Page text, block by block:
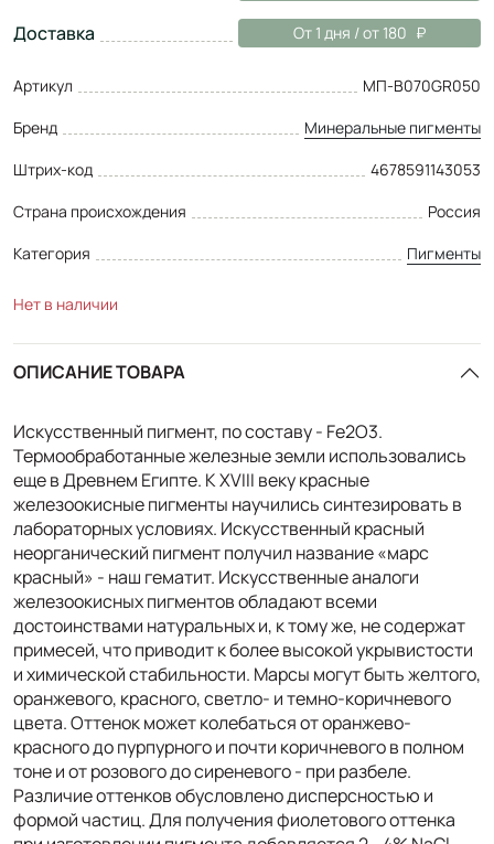
Доставка От 1 дня / от 180
Артикул
МП-B070GR050
Бренд
Минеральные пигменты
Штрих-код
4678591143053
Страна происхождения
Россия
Категория
Пигменты
Нет в наличии
ОПИСАНИЕ ТОВАРА
Искусственный пигмент, по составу - Fe2O3.
Термообработанные железные земли использовались
еще в Древнем Египте. К XVIII веку красные
железоокисные пигменты научились синтезировать в
лабораторных условиях. Искусственный красный
неорганический пигмент получил название «марс
красный» - наш гематит. Искусственные аналоги
железоокисных пигментов обладают всеми
достоинствами натуральных и, к тому же, не содержат
примесей, что приводит к более высокой укрывистости
и химической стабильности. Марсы могут быть желтого,
оранжевого, красного, светло- и темно-коричневого
цвета. Оттенок может колебаться от оранжево-
красного до пурпурного и почти коричневого в полном
тоне и от розового до сиреневого - при разбеле.
Различие оттенков обусловлено дисперсностью и
формой частиц. Для получения фиолетового оттенка